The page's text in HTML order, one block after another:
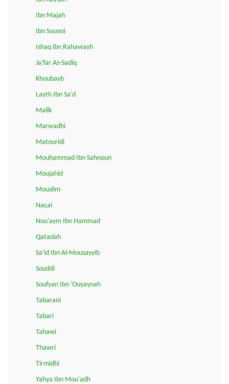
Ibn Majah
Ibn Sounni
Ishaq ibn Rahawayh
Ja'far As-Sadiq
Khoubayb
Layth Ibn Sa'd
Malik
Marwadhi
Matouridi
Mouhammad Ibn Sahnoun
Moujahid
Mouslim
Naçai
Nou'aym Ibn Hammad
Qatadah
Sa'id Ibn Al-Mousayyib
Souddi
Soufyan Ibn 'Ouyaynah
Tabarani
Tabari
Tahawi
Thawri
Tirmidhi
Yahya Ibn Mou'adh